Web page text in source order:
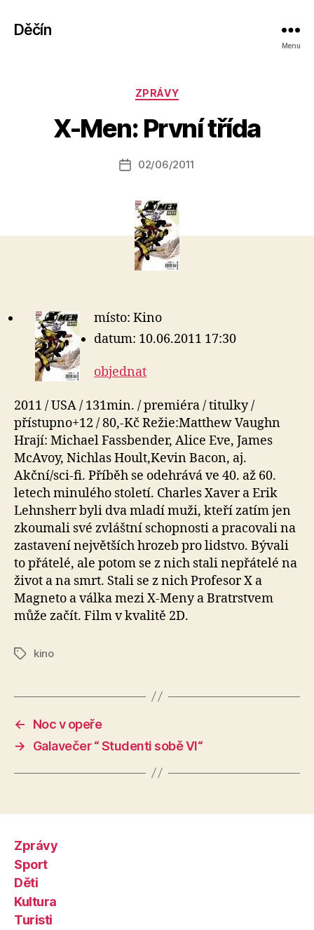
Děčín
Menu
Rubriky
ZPRÁVY
X-Men: První třída
Autor
příspěvku
a
Datum
02/06/2011
místo: Kino
datum: 10.06.2011 17:30
objednat
2011 / USA / 131min. / premiéra / titulky /
přístupno+12 / 80,-Kč Režie:Matthew Vaughn
Hrají: Michael Fassbender, Alice Eve, James
McAvoy, Nichlas Hoult,Kevin Bacon, aj.
Akční/sci-fi. Příběh se odehrává ve 40. až 60.
letech minulého století. Charles Xaver a Erik
Lehnsherr byli dva mladí muži, kteří zatím jen
zkoumali své zvláštní schopnosti a pracovali na
zastavení největších hrozeb pro lidstvo. Bývali
to přátelé, ale potom se z nich stali nepřátelé na
život a na smrt. Stali se z nich Profesor X a
Magneto a válka mezi X-Meny a Bratrstvem
může začít. Film v kvalitě 2D.
Štítkykino
←
Noc v opeře
→
Galavečer “ Studenti sobě VI“
Zprávy
Sport
Děti
Kultura
Turisti